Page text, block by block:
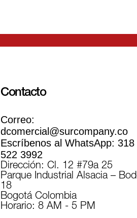
Contacto
Correo:
dcomercial@surcompany.co
Escríbenos al WhatsApp: 318
522 3992
Dirección: Cl. 12 #79a 25
Parque Industrial Alsacia –
18
Bogotá Colombia
Horario: 8 AM - 5 PM